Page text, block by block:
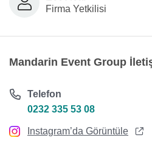
Firma Yetkilisi
Mandarin Event Group
Telefon
0232 335 53 08
Instagram’da Görüntüle